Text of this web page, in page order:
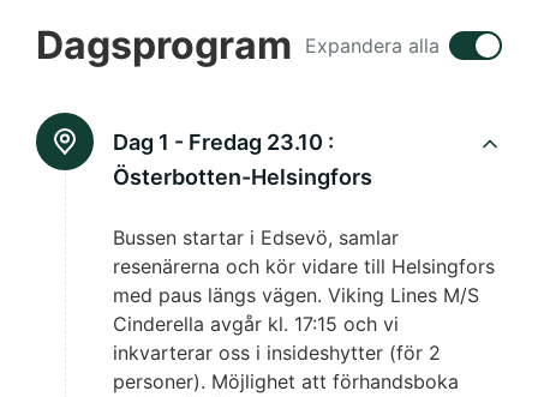
Dagsprogram Expandera alla
Dag 1 - Fredag 23.10 :
Österbotten-Helsingfors
Bussen startar i Edsevö, samlar
resenärerna och kör vidare till Helsingfors
med paus längs vägen. Viking Lines M/S
Cinderella avgår kl. 17:15 och vi
inkvarterar oss i insideshytter (för 2
personer). Möjlighet att förhandsboka